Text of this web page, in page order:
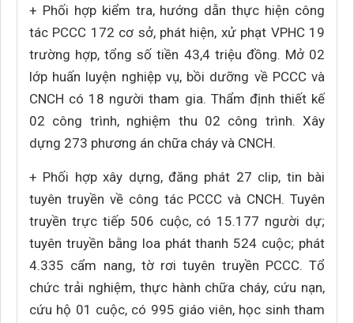
+ Phối hợp kiểm tra, hướng dẫn thực hiện công
tác PCCC 172 cơ sở, phát hiện, xử phạt VPHC 19
trường hợp, tổng số tiền 43,4 triệu đồng. Mở 02
lớp huấn luyện nghiệp vụ, bồi dưỡng về PCCC và
CNCH có 18 người tham gia. Thẩm định thiết kế
02 công trình, nghiệm thu 02 công trình. Xây
dựng 273 phương án chữa cháy và CNCH.
+ Phối hợp xây dựng, đăng phát 27 clip, tin bài
tuyên truyền về công tác PCCC và CNCH. Tuyên
truyền trực tiếp 506 cuộc, có 15.177 người dự;
tuyên truyền bằng loa phát thanh 524 cuộc; phát
4.335 cẩm nang, tờ rơi tuyên truyền PCCC. Tổ
chức trải nghiệm, thực hành chữa cháy, cứu nạn,
cứu hộ 01 cuộc, có 995 giáo viên, học sinh tham